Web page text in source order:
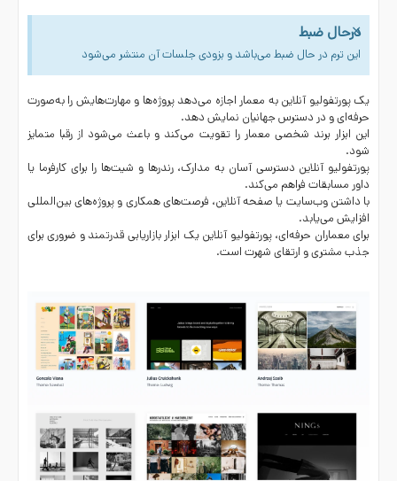
درحال ضبط
این ترم در حال ضبط می‌باشد و بزودی جلسات آن منتشر می‌شود
×
یکپورتفولیو آنلاین به معماراجازه می‌دهد پروژه‌ها و مهارت‌هایش را به‌صورت
حرفه‌ای و در دسترس جهانیان نمایش دهد.
این ابزار برند شخصی معمار را تقویت می‌کند و باعث می‌شود از رقبا متمایز
شود.
پورتفولیو آنلاین دسترسی آسان به مدارک، رندرها و شیت‌ها را برای کارفرما یا
داور مسابقات فراهم می‌کند.
با داشتن وب‌سایت یا صفحه آنلاین، فرصت‌های همکاری و پروژه‌های بین‌المللی
افزایش می‌یابد.
برای معماران حرفه‌ای، پورتفولیو آنلاین یک ابزار بازاریابی قدرتمند و ضروری برای
جذب مشتری و ارتقای شهرت است.